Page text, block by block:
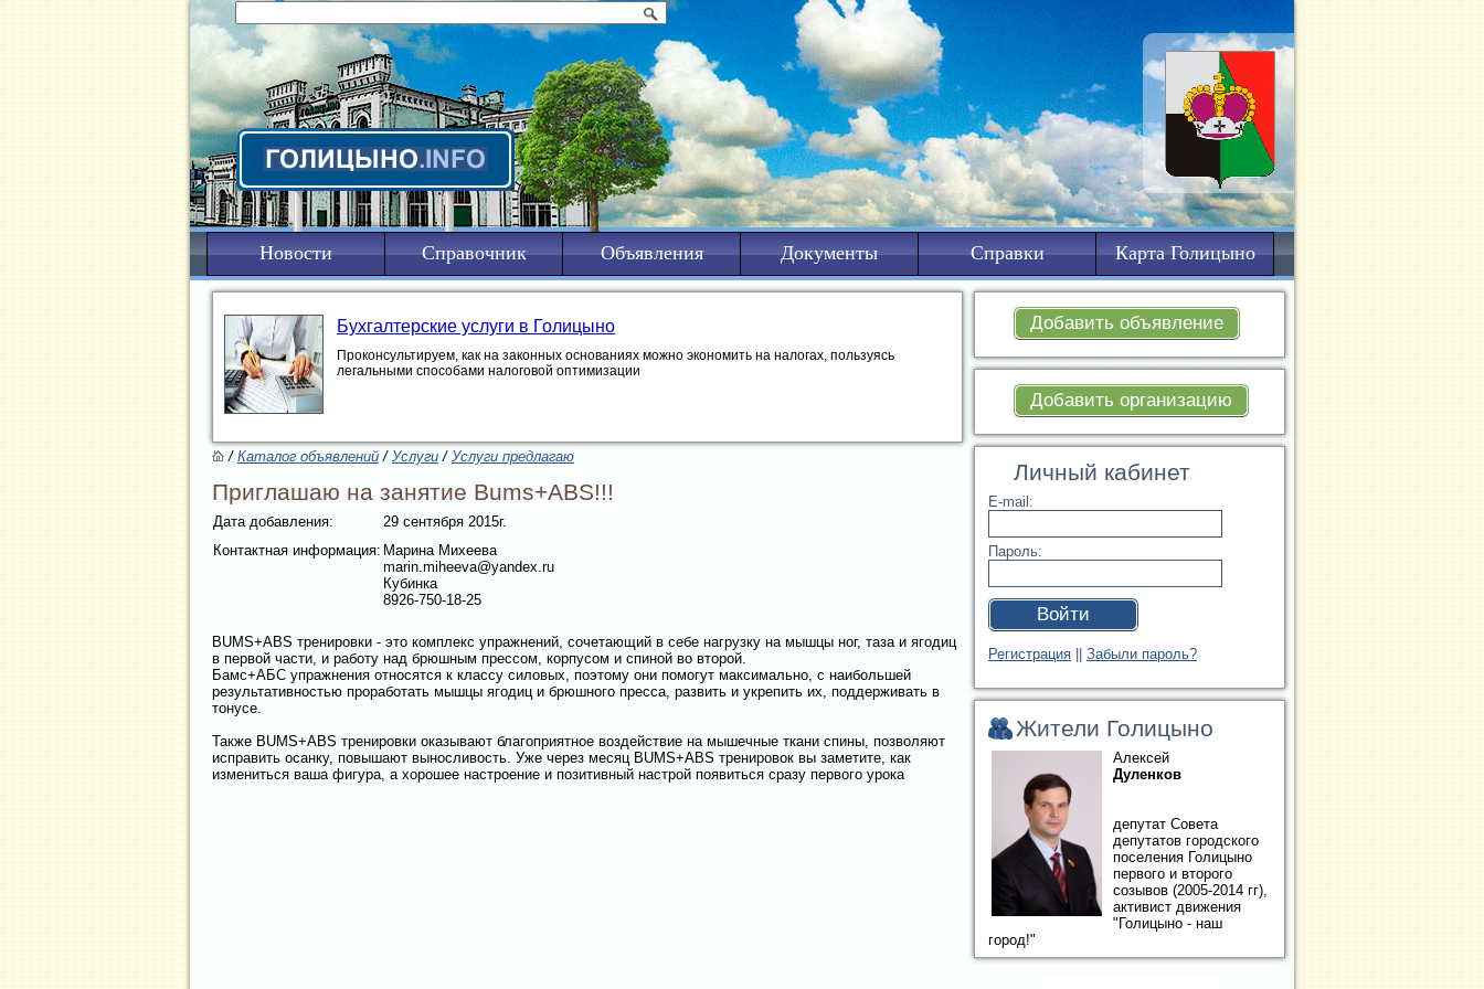
Новости Справочник Объявления Документы Справки Карта Голицыно
Добавить объявление
Добавить организацию
Личный кабинет
E-mail:
Пароль:
Войти
Регистрация Забыли пароль?
Жители Голицыно
Алексей
Дуленков
депутат Совета
депутатов городского
поселения Голицыно
первого и второго
созывов (2005-2014 гг),
активист движения
"Голицыно - наш
город!"
Бухгалтерские услуги в Голицыно
Проконсультируем, как на законных основаниях можно экономить на налогах, пользуясь
легальными способами налоговой оптимизации
/Каталог объявлений/Услуги /Услуги предлагаю
Приглашаю на занятие Bums+ABS!!!
Дата добавления:
29 сентября 2015г.
Контактная информация: Марина Михеева
marin.miheeva@yandex.ru
Кубинка
8926-750-18-25
BUMS+ABS тренировки - это комплекс упражнений, сочетающий в себе нагрузку на мышцы ног, таза и ягодиц
в первой части, и работу над брюшным прессом, корпусом и спиной во второй.
Бамс+АБС упражнения относятся к классу силовых, поэтому они помогут максимально, с наибольшей
результативностью проработать мышцы ягодиц и брюшного пресса, развить и укрепить их, поддерживать в
тонусе.
Также BUMS+ABS тренировки оказывают благоприятное воздействие на мышечные ткани спины, позволяют
исправить осанку, повышают выносливость. Уже через месяц BUMS+ABS тренировок вы заметите, как
измениться ваша фигура, а хорошее настроение и позитивный настрой появиться сразу первого урока